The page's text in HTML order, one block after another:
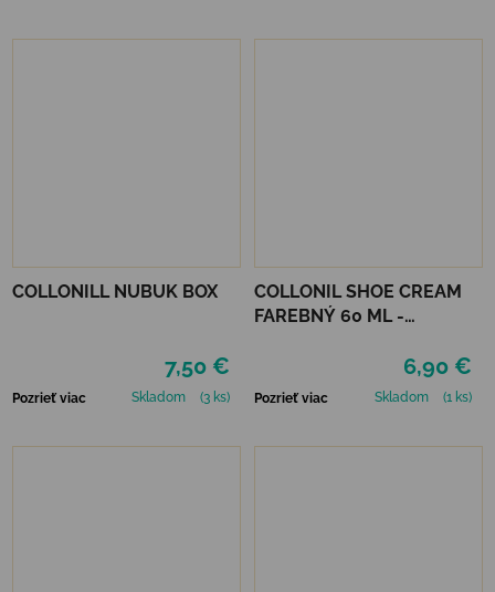
COLLONILL NUBUK BOX
7,50 €
Pozrieť viac Skladom (3 ks)
COLLONIL SHOE CREAM
FAREBNÝ 60 ML -
6,90 €
Pozrieť viac Skladom (1 ks)